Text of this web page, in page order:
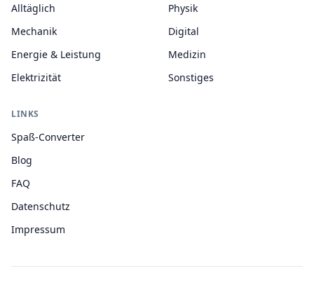
Alltäglich
Mechanik
Energie & Leistung
Elektrizität
Physik
Digital
Medizin
Sonstiges
LINKS
Spaß-Converter
Blog
FAQ
Datenschutz
Impressum